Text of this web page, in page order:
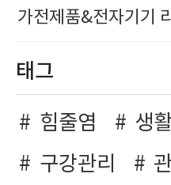
가전제품&전자기기
태그
힘줄염
생
구강관리